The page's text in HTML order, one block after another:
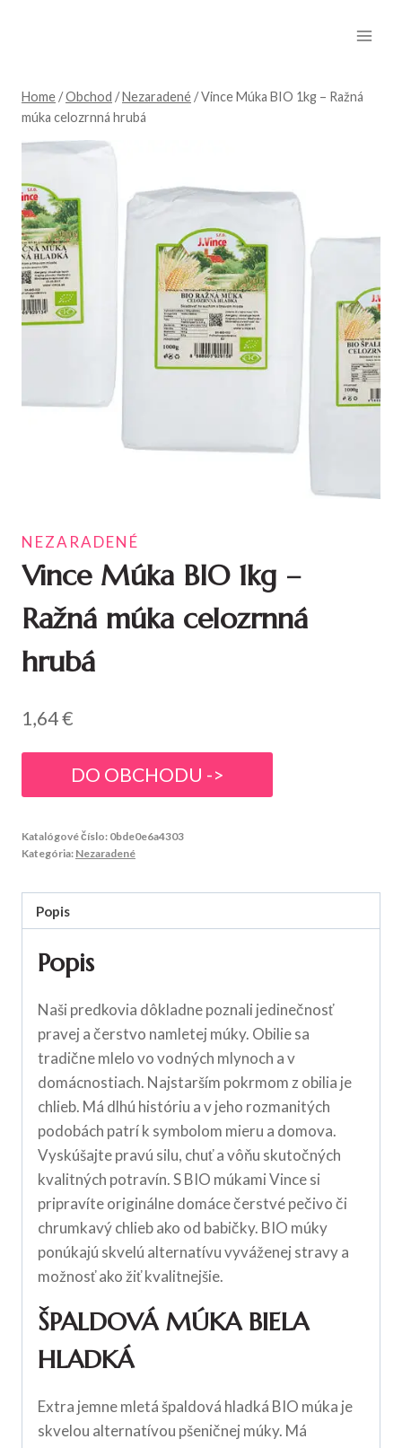
Home /Obchod /Nezaradené /Vince Múka BIO 1kg – Ražná
múka celozrnná hrubá
NEZARADENÉ
Vince Múka BIO 1kg –
Ražná múka celozrnná
hrubá
1,64€
DO OBCHODU ->
Katalógové číslo: 0bde0e6a4303
Kategória: Nezaradené
Popis
Popis
Naši predkovia dôkladne poznali jedinečnosť
pravej a čerstvo namletej múky. Obilie sa
tradične mlelo vo vodných mlynoch a v
domácnostiach. Najstarším pokrmom z obilia je
chlieb. Má dlhú históriu a v jeho rozmanitých
podobách patrí k symbolom mieru a domova.
Vyskúšajte pravú silu, chuť a vôňu skutočných
kvalitných potravín. S BIO múkami Vince si
pripravíte originálne domáce čerstvé pečivo či
chrumkavý chlieb ako od babičky. BIO múky
ponúkajú skvelú alternatívu vyváženej stravy a
možnosť ako žiť kvalitnejšie.
ŠPALDOVÁ MÚKA BIELA
HLADKÁ
Extra jemne mletá špaldová hladká BIO múka je
skvelou alternatívou pšeničnej múky. Má